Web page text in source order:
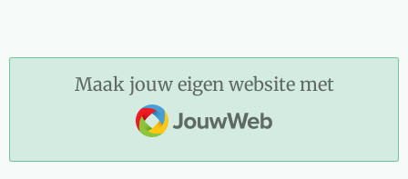
Maak jouw eigen website met
JouwWeb